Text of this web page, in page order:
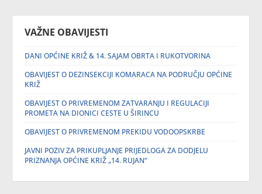
VAŽNE OBAVIJESTI
DANI OPĆINE KRIŽ & 14. SAJAM OBRTA I RUKOTVORINA
OBAVIJEST O DEZINSEKCIJI KOMARACA NA PODRUČJU OPĆINE
KRIŽ
OBAVIJEST O PRIVREMENOM ZATVARANJU I REGULACIJI
PROMETA NA DIONICI CESTE U ŠIRINCU
OBAVIJEST O PRIVREMENOM PREKIDU VODOOPSKRBE
JAVNI POZIV ZA PRIKUPLJANJE PRIJEDLOGA ZA DODJELU
PRIZNANJA OPĆINE KRIŽ „14. RUJAN“